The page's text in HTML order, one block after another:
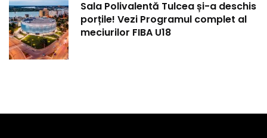
Sala Polivalentă Tulcea și-a deschis
porțile! Vezi Programul complet al
meciurilor FIBA U18